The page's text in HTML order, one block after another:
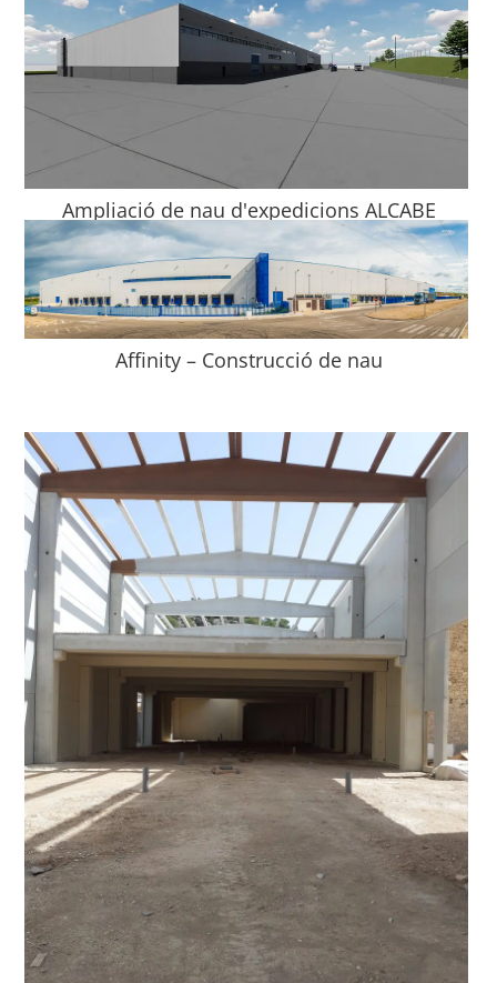
Ampliació de nau d'expedicions ALCABE
Affinity – Construcció de nau